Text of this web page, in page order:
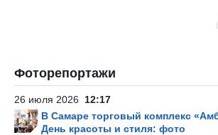
Фоторепортажи
26 июля 2026 12:17
В Самаре торговый комплекс
День красоты и стиля: фото